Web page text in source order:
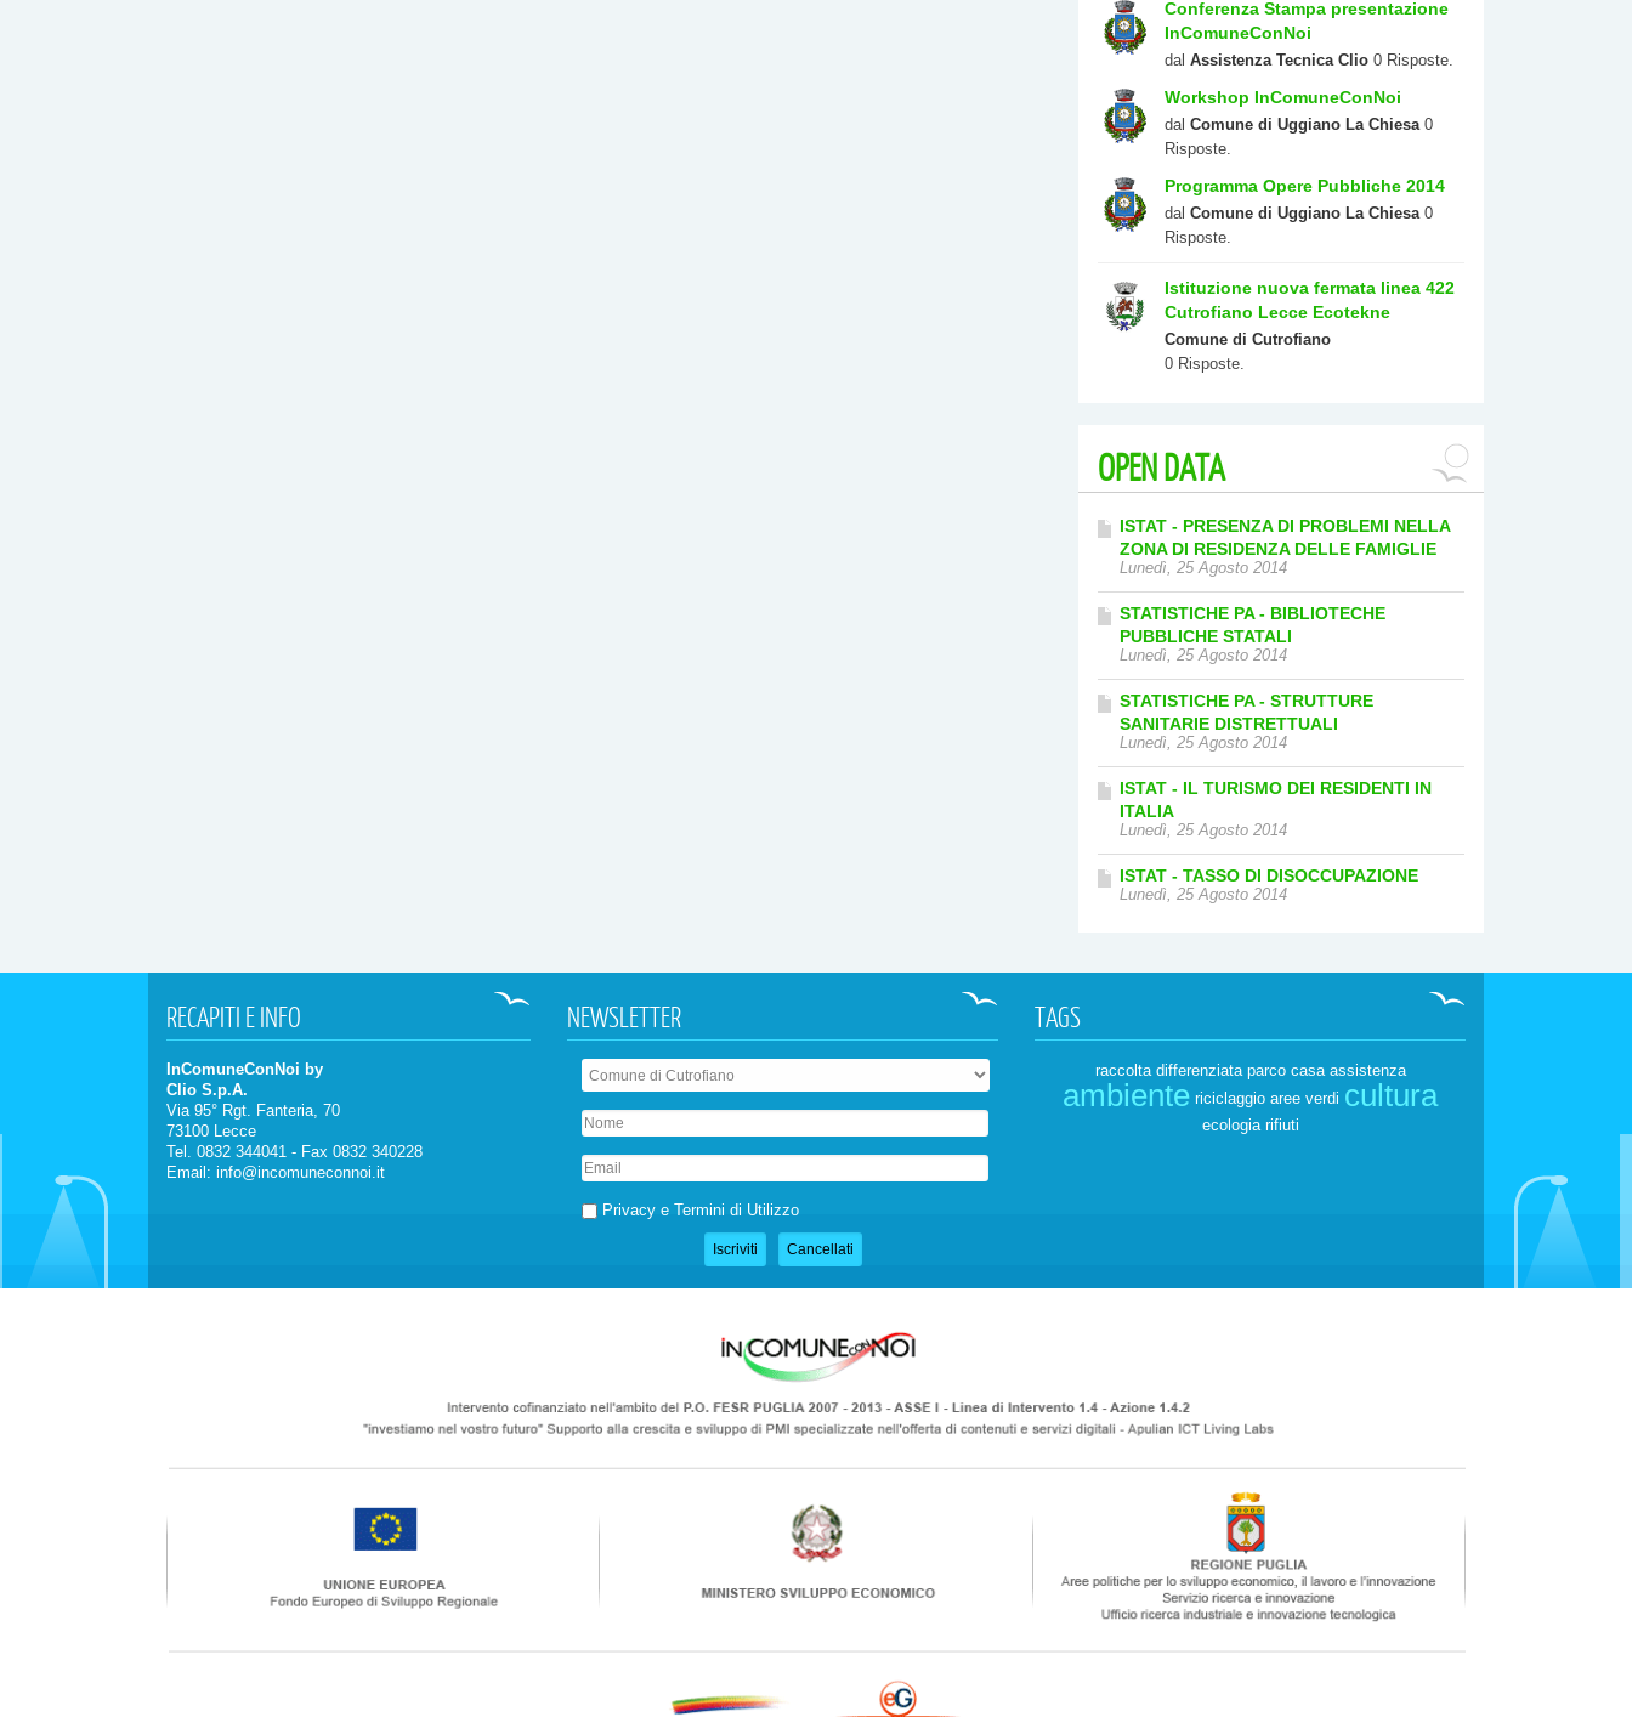
Conferenza Stampa presentazione
InComuneConNoi
dal Assistenza Tecnica Clio 0 Risposte.
Workshop InComuneConNoi
dal Comune di Uggiano La Chiesa0
Risposte.
Programma Opere Pubbliche 2014
dal Comune di Uggiano La Chiesa0
Risposte.
Istituzione nuova fermata linea 422
Cutrofiano Lecce Ecotekne
Comune di Cutrofiano
0 Risposte.
OPENDATA
ISTAT - PRESENZA DI PROBLEMI NELLA
ZONA DI RESIDENZA DELLE FAMIGLIE
Lunedì, 25 Agosto 2014
STATISTICHE PA - BIBLIOTECHE
PUBBLICHE STATALI
Lunedì, 25 Agosto 2014
STATISTICHE PA - STRUTTURE
SANITARIE DISTRETTUALI
Lunedì, 25 Agosto 2014
ISTAT - IL TURISMO DEI RESIDENTI IN
ITALIA
Lunedì, 25 Agosto 2014
ISTAT - TASSO DI DISOCCUPAZIONE
Lunedì, 25 Agosto 2014
RECAPITI E INFO
InComuneConNoi by
Clio S.p.A.
Via 95° Rgt. Fanteria, 70
73100 Lecce
Tel. 0832 344041 - Fax 0832 340228
Email: info@incomuneconnoi.it
NEWSLETTER
Privacy e Termini di Utilizzo
TAGS
raccolta differenziata parco casa assistenza
ambiente riciclaggio aree verdi cultura
ecologia rifiuti